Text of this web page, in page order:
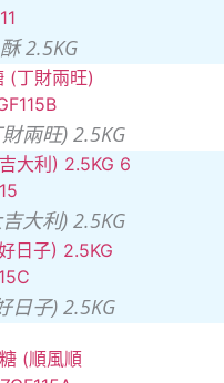
2.5KG
兩旺) 2.5KG
大利) 2.5KG
日子) 2.5KG